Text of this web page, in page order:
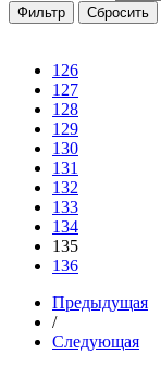
126
127
128
129
130
131
132
133
134
135
136
Предыдущая
/
Следующая